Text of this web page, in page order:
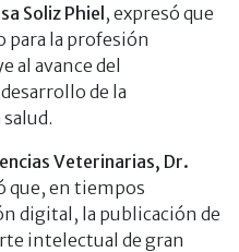
Soliz Phiel, expresó que
para la profesión
al avance del
de la
Veterinarias, Dr.
que, en tiempos
digital, la publicación de
intelectual de gran